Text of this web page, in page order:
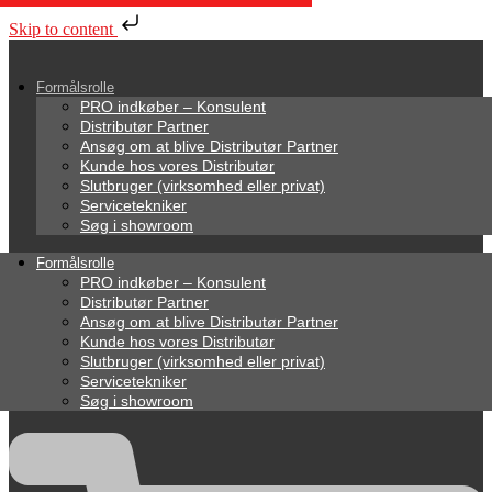
Skip to content
Formålsrolle
PRO indkøber – Konsulent
Distributør Partner
Ansøg om at blive Distributør Partner
Kunde hos vores Distributør
Slutbruger (virksomhed eller privat)
Servicetekniker
Søg i showroom
Formålsrolle
PRO indkøber – Konsulent
Distributør Partner
Ansøg om at blive Distributør Partner
Kunde hos vores Distributør
Slutbruger (virksomhed eller privat)
Servicetekniker
Søg i showroom